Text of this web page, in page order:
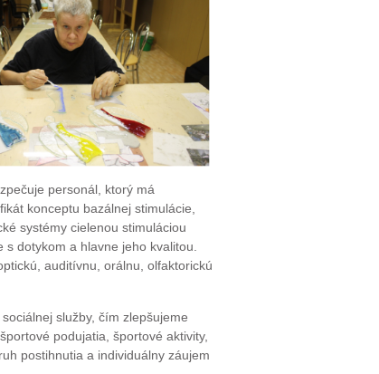
personál, ktorý má
konceptu bazálnej stimulácie,
systémy cielenou stimuláciou
dotykom a hlavne jeho kvalitou.
auditívnu, orálnu, olfaktorickú
služby, čím zlepšujeme
podujatia, športové aktivity,
postihnutia a individuálny záujem